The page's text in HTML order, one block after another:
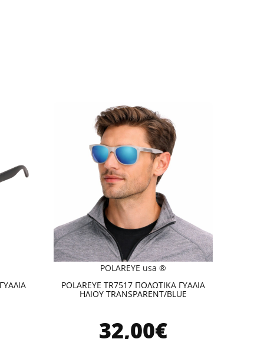
POLAREYE usa ®
POLAREYE TR7517 ΠΟΛΩΤΙΚΑ ΓΥΑΛΙΑ
ΗΛΙΟΥ TRANSPARENT/BLUE
32,00€